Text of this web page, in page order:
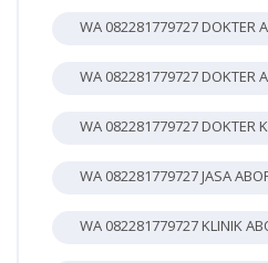
WA 082281779727 DOKTER
WA 082281779727 DOKTER
WA 082281779727 DOKTER
WA 082281779727 JASA
WA 082281779727 KLINIK